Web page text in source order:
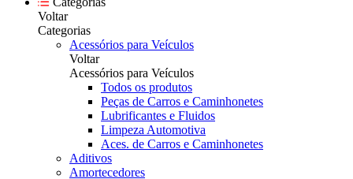
Voltar
Categorias
Acessórios para Veículos
Voltar
Acessórios para Veículos
Todos os produtos
Peças de Carros e Caminhonetes
Lubrificantes e Fluidos
Limpeza Automotiva
Aces. de Carros e Caminhonetes
Aditivos
Amortecedores